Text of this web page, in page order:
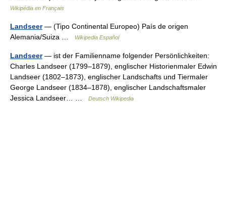
Wikipédia en Français
Landseer— (Tipo Continental Europeo) País de origen
Alemania/Suiza …
Wikipedia Español
Landseer— ist der Familienname folgender Persönlichkeiten:
Charles Landseer (1799–1879), englischer Historienmaler Edwin
Landseer (1802–1873), englischer Landschafts und Tiermaler
George Landseer (1834–1878), englischer Landschaftsmaler
Jessica Landseer… …
Deutsch Wikipedia